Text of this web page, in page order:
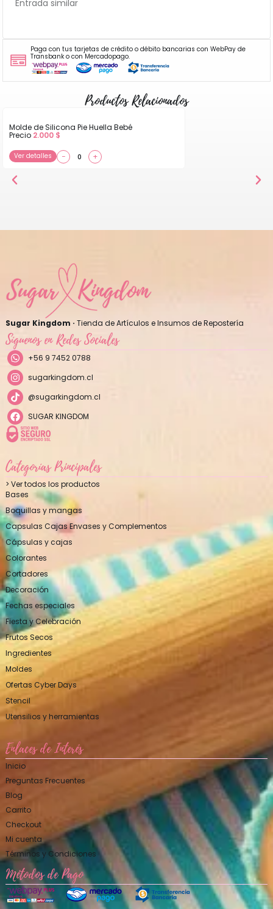
Entrada similar
Paga con tus tarjetas de crédito o débito bancarias con WebPay de
Transbank o con Mercadopago.
Productos Relacionados
Molde de Silicona Pie Huella Bebé
Precio 2.000 $
Ver detalles − +
Sugar Kingdom · Tienda de Artículos e Insumos de Repostería
Síguenos en Redes Sociales
+56 9 7452 0788
sugarkingdom.cl
@sugarkingdom.cl
SUGAR KINGDOM
Categorías Principales
> Ver todos los productos
Bases
Boquillas y mangas
Capsulas Cajas Envases y Complementos
Cápsulas y cajas
Colorantes
Cortadores
Decoración
Fechas especiales
Fiesta y Celebración
Frutos Secos
Ingredientes
Moldes
Ofertas Cyber Days
Stencil
Utensilios y herramientas
Enlaces de Interés
Inicio
Preguntas Frecuentes
Blog
Carrito
Checkout
Mi cuenta
Términos y Condiciones
Métodos de Pago